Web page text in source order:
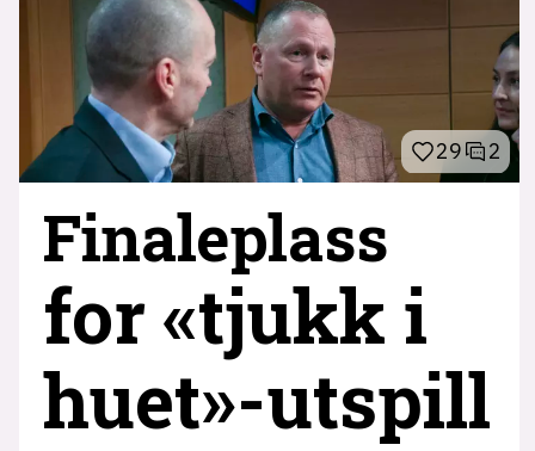
29 2
Finaleplass
for «tjukk i
huet»-utspill